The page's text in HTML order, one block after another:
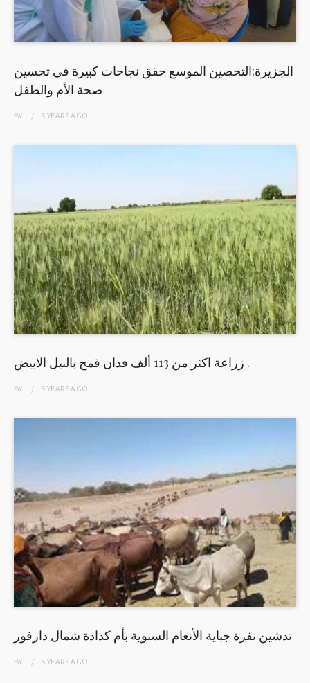
الجزيرة:التحصين الموسع حقق نجاحات كبيرة في تحسين
صحة الأم والطفل
BY 5 YEARSAGO
زراعة اكثر من 113 ألف فدان قمح بالنيل الابيض .
BY 5 YEARSAGO
تدشين نفرة جباية الأنعام السنوية بأم كدادة شمال دارفور
BY 5 YEARSAGO